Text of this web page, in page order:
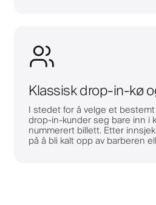
Klassisk drop-in-kø
I stedet for å velge et
drop-in-kunder seg bare inn i
nummerert billett. Etter
på å bli kalt opp av barberen